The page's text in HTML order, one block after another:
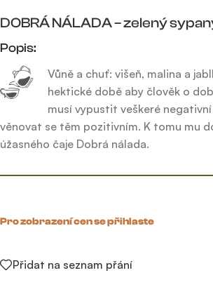
DOBRÁ NÁLADA – zelený
Popis:
Vůně a chuť: višeň, malina a
hektické době aby člověk o
musí vypustit veškeré negativní
věnovat se těm pozitivním. K tomu mu
úžasného čaje Dobrá nálada.
Pro zobrazení cen se přihlaste
Přidat na seznam přání